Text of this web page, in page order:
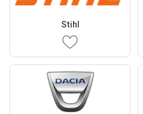
Stihl